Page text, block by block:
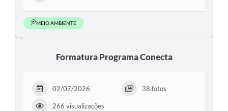
MEIO AMBIENTE
Formatura Programa Conecta
02/07/2026 38 fotos
266 visualizações